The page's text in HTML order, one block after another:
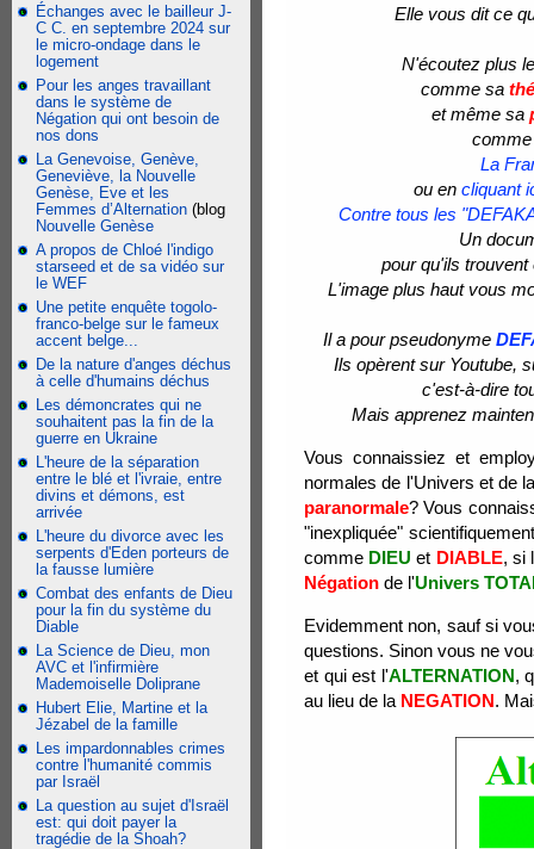
Échanges avec le bailleur J-
C C. en septembre 2024 sur
le micro-ondage dans le
logement
Pour les anges travaillant
dans le système de
Négation qui ont besoin de
nos dons
La Genevoise, Genève,
Geneviève, la Nouvelle
Genèse, Eve et les
Femmes d’Alternation (blog
Nouvelle Genèse
A propos de Chloé l'indigo
starseed et de sa vidéo sur
le WEF
Une petite enquête togolo-
franco-belge sur le fameux
accent belge...
De la nature d'anges déchus
à celle d'humains déchus
Les démoncrates qui ne
souhaitent pas la fin de la
guerre en Ukraine
L'heure de la séparation
entre le blé et l'ivraie, entre
divins et démons, est
arrivée
L'heure du divorce avec les
serpents d'Eden porteurs de
la fausse lumière
Combat des enfants de Dieu
pour la fin du système du
Diable
La Science de Dieu, mon
AVC et l'infirmière
Mademoiselle Doliprane
Hubert Elie, Martine et la
Jézabel de la famille
Les impardonnables crimes
contre l'humanité commis
par Israël
La question au sujet d'Israël
est: qui doit payer la
tragédie de la Shoah?
Elle vous dit ce
N'écoutez plus
comme sa
et même sa
comme
La
ou en cliquant
Contre tous les
Un
pour qu'ils
L'image plus haut vous
Il a pour pseudonyme
Ils opèrent sur Youtube,
c'est-à-dire
Mais apprenez
Vous connaissiez et
normales de l'Univers et de
paranormale? Vous
"inexpliquée"
comme DIEU et DIABLE, si
Négation de l'Univers
Evidemment non, sauf si
questions. Sinon vous ne
et qui est l'ALTERNATION,
au lieu de la NEGATION.